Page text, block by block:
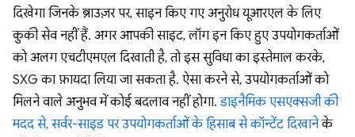
दिखेगा जिनके ब्राउज़र पर, साइन किए गए अनुरोध यूआरएल के लिए
कुकी सेव नहीं हैं. अगर आपकी साइट, लॉग इन किए हुए उपयोगकर्ताओं
को अलग एचटीएमएल दिखाती है, तो इस सुविधा का इस्तेमाल करके,
SXG का फ़ायदा लिया जा सकता है. ऐसा करने से, उपयोगकर्ताओं को
मिलने वाले अनुभव में कोई बदलाव नहीं होगा.डाइनैमिक एसएक्सजी की
मदद से, सर्वर-साइड पर उपयोगकर्ताओं के हिसाब से कॉन्टेंट दिखानेके